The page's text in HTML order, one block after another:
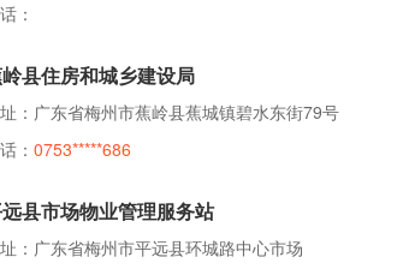
：
县住房和城乡建设局
：广东省梅州市蕉岭县蕉城镇碧水东街79号
： 0753*****686
县市场物业管理服务站
：广东省梅州市平远县环城路中心市场